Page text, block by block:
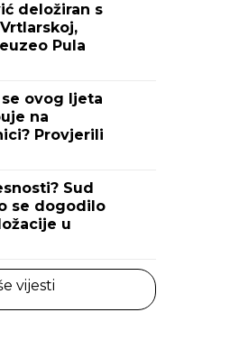
deložiran s
Pula
se ovog ljeta
na
Provjerili
Sud
se dogodilo
u
vijesti